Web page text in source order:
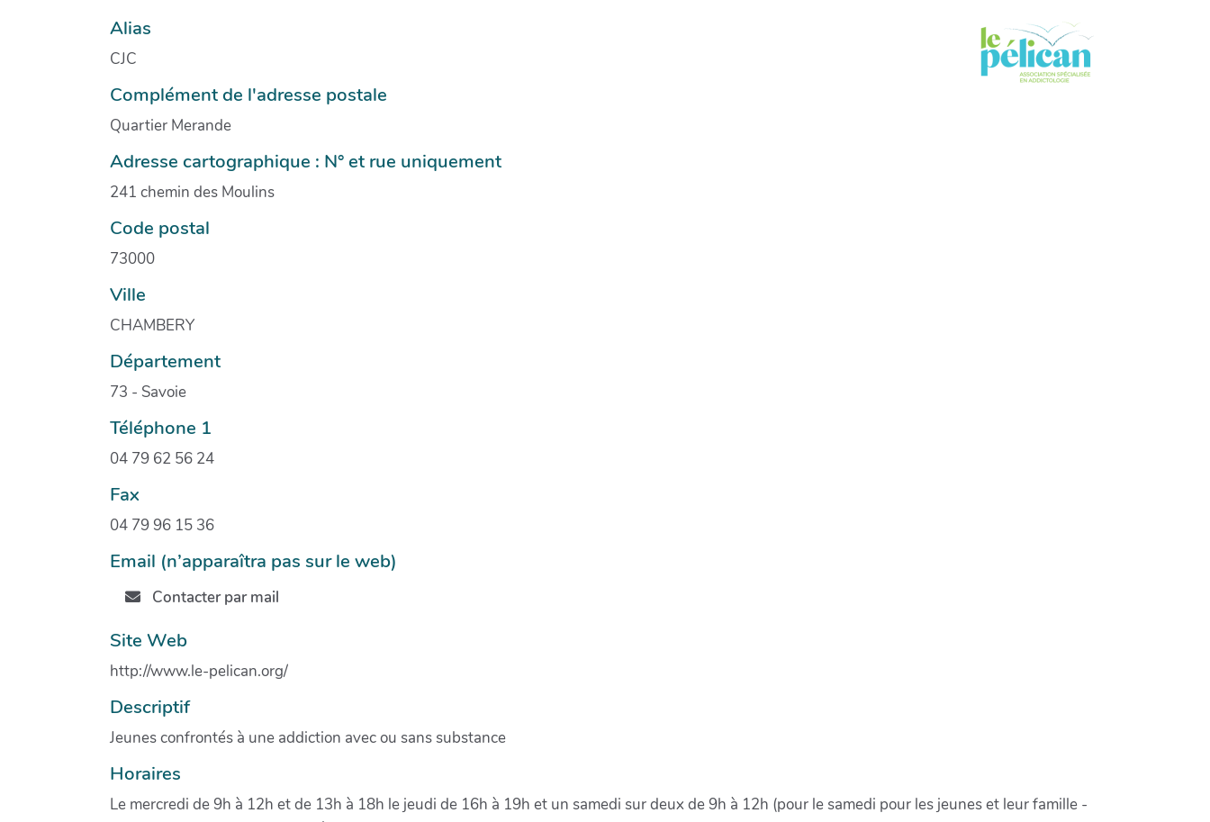
Alias
CJC
Complément de l'adresse postale
Quartier Merande
Adresse cartographique : N° et rue uniquement
241 chemin des Moulins
Code postal
73000
Ville
CHAMBERY
Département
73 - Savoie
Téléphone 1
04 79 62 56 24
Fax
04 79 96 15 36
Email (n’apparaîtra pas sur le web)
Contacter par mail
Site Web
http://www.le-pelican.org/
Descriptif
Jeunes confrontés à une addiction avec ou sans substance
Horaires
Le mercredi de 9h à 12h et de 13h à 18h le jeudi de 16h à 19h et un samedi sur deux de 9h à 12h (pour le samedi pour les jeunes et leur famille -